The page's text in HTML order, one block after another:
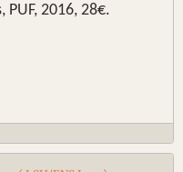
PUF, 2016, 28€.